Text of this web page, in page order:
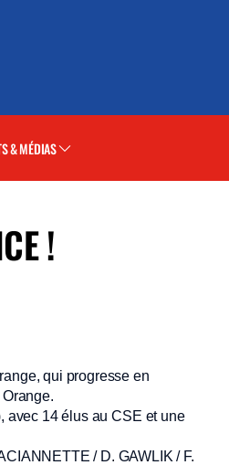
& MÉDIAS
!
qui progresse en
avec 14 élus au CSE et une
/ D. GAWLIK / F.